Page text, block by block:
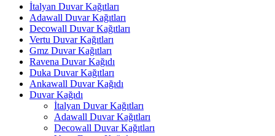
İtalyan Duvar Kağıtları
Adawall Duvar Kağıtları
Decowall Duvar Kağıtları
Vertu Duvar Kağıtları
Gmz Duvar Kağıtları
Ravena Duvar Kağıdı
Duka Duvar Kağıtları
Ankawall Duvar Kağıdı
Duvar Kağıdı
İtalyan Duvar Kağıtları
Adawall Duvar Kağıtları
Decowall Duvar Kağıtları